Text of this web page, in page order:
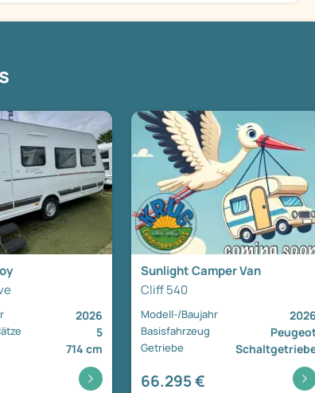
2026
5
714 cm
Sunlight Camper Van
Cliff 540
Modell-/Baujahr 2026
Basisfahrzeug
Getriebe
66.295 €